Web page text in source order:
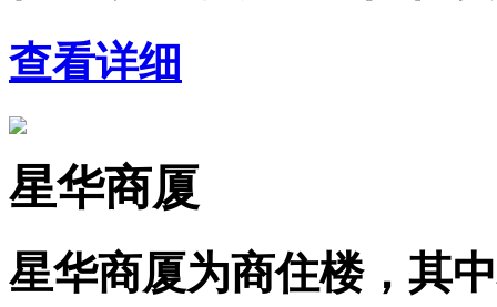
查看详细
星华商厦
星华商厦为商住楼，其